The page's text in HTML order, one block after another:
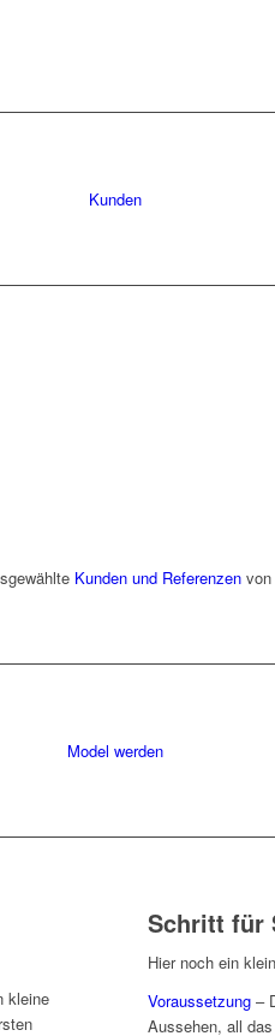
Kunden
Kunden und Referenzen
Model werden
kleine
Schritt für
Hier noch ein
Voraussetzung –
Aussehen, all